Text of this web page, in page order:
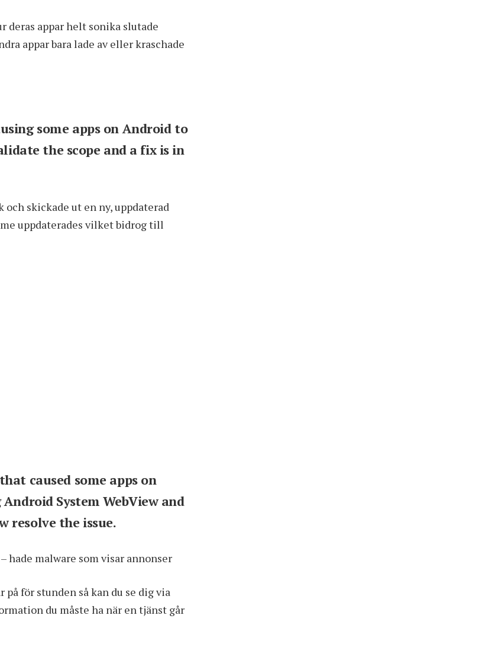
deras appar helt sonika slutade
appar bara lade av eller kraschade
some apps on Android to
the scope and a fix is in
och skickade ut en ny,uppdaterad
uppdaterades vilket bidrog till
caused some apps on
System WebView and
resolve the issue.
hade malware som visar annonser
för stunden så kan du se dig via
du måste ha när en tjänst går